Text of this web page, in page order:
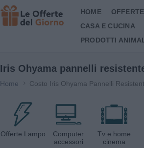
HOME
CASA E CUCINA
PRODOTTI
Iris Ohyama pannelli
Home Costo Iris Ohyama Pannelli
Offerte Lampo
Computer
accessori
Tv e home
cinema